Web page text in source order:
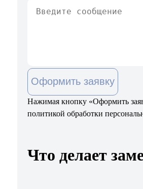
Оформить заявку
Нажимая кнопку «Оформить
политикой обработки
Что делает